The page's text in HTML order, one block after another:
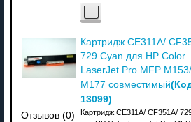
Отзывов (0)
Картридж CE311A/
729 Cyan для HP Color
LaserJet Pro MFP
M177 совместимый
13099)
Картридж CE311A/ CF351A/